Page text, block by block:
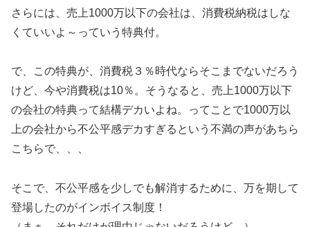
さらには、売上1000万以下の会社は、消費税納税はしな
くていいよ～っていう特典付。
で、この特典が、消費税３％時代ならそこまでないだろう
けど、今や消費税は10％。そうなると、売上1000万以下
の会社の特典って結構デカいよね。ってことで1000万以
上の会社から不公平感デカすぎるという不満の声があちら
こちらで、、、
そこで、不公平感を少しでも解消するために、万を期して
登場したのがインボイス制度！